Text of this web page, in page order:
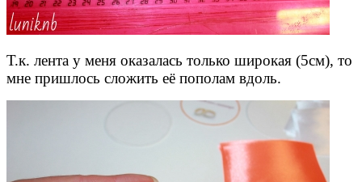
Т.к. лента у меня оказалась только широкая (5см), то
мне пришлось сложить её пополам вдоль.